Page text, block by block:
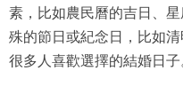
素，比如農民曆的吉日、
殊的節日或紀念日，比如
很多人喜歡選擇的結婚日子